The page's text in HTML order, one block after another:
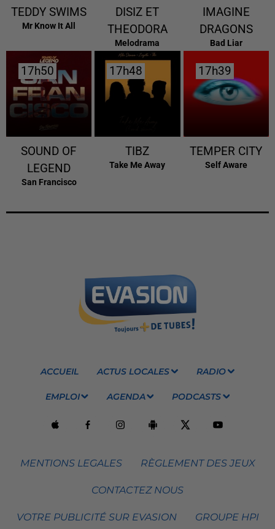
TEDDY SWIMS
Mr Know It All
DISIZ ET
THEODORA
Melodrama
IMAGINE
DRAGONS
Bad Liar
17h50
17h50
SOUND OF
LEGEND
San Francisco
17h48
17h48
TIBZ
Take Me Away
17h39
17h39
TEMPER CITY
Self Aware
ACCUEIL ACTUS LOCALES RADIO
EMPLOI AGENDA PODCASTS
MENTIONS LEGALES RÈGLEMENT DES JEUX
CONTACTEZ NOUS
VOTRE PUBLICITÉ SUR EVASION GROUPE HPI